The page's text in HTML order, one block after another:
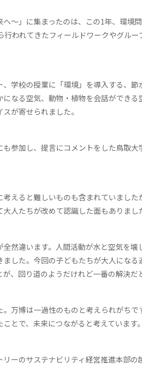
〜」に集まったのは、この1年、環境
われてきたフィールドワークやグル
学校の授業に「環境」を導入する、
なる空気、動物・植物を会話ができ
が寄せられました。
参加し、提言にコメントをした鳥取
えると難しいものも含まれていました
人たちが改めて認識した面もありまし
然違います。人間活動が水と空気を壊
した。今回の子どもたちが大人にな
、回り道のようだけれど一番の解決だ
万博は一過性のものと考えられがち
とで、未来につながると考えています。
ーのサステナビリティ経営推進本部の